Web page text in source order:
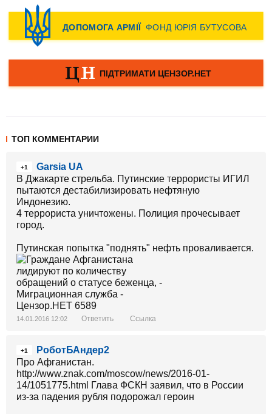
ТОП КОММЕНТАРИИ
+1
Garsia UA
В Джакарте стрельба. Путинские террористы ИГИЛ
пытаются дестабилизировать нефтяную
Индонезию.
4 террориста уничтожены. Полиция прочесывает
город.
Путинская попытка "поднять" нефть проваливается.
14.01.2016 12:02 Ответить Ссылка
+1
РоботБАндер2
Про Афганистан.
http://www.znak.com/moscow/news/2016-01-
14/1051775.html Глава ФСКН заявил, что в России
из-за падения рубля подорожал героин